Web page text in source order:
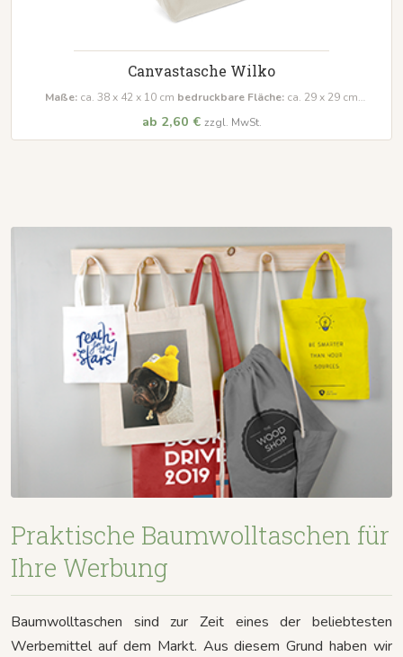
Canvastasche Wilko
Maße: ca. 38 x 42 x 10 cm bedruckbare Fläche: ca. 29 x 29 cm
ab 2,60 € zzgl. MwSt.
Praktische Baumwolltaschen für
Ihre Werbung
Baumwolltaschen sind zur Zeit eines der beliebtesten
Werbemittel auf dem Markt. Aus diesem Grund haben wir